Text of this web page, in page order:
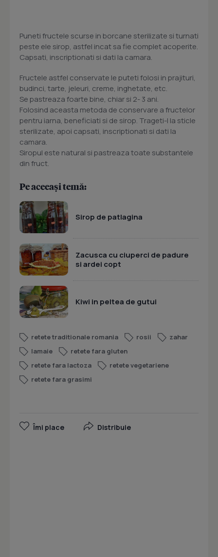
Puneti fructele scurse in borcane sterilizate si turnati
peste ele sirop, astfel incat sa fie complet acoperite.
Capsati, inscriptionati si dati la camara.
Fructele astfel conservate le puteti folosi in prajituri,
budinci, tarte, jeleuri, creme, inghetate, etc.
Se pastreaza foarte bine, chiar si 2- 3 ani.
Folosind aceasta metoda de conservare a fructelor
pentru iarna, beneficiati si de sirop. Trageti-l la sticle
sterilizate, apoi capsati, inscriptionati si dati la
camara.
Siropul este natural si pastreaza toate substantele
din fruct.
Pe aceeași temă:
Sirop de patlagina
Zacusca cu ciuperci de padure
si ardei copt
Kiwi in peltea de gutui
retete traditionale romania rosii
zahar
lamaie
retete fara gluten
retete fara lactoza
retete vegetariene
retete fara grasimi
Îmi place Distribuie